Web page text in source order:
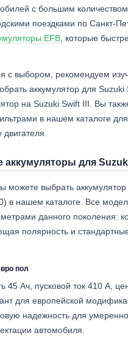
с большим
поездками по Санкт-
EFB , которые
с выбором, рекомендуем
аккумулятор для Suzuki
на Suzuki Swift III. Вы
в нашем каталоге
для
можете выбрать аккумулятор
в нашем каталоге. Все
данного поколения:
полярность и
пол
45 Ач, пусковой ток 410 А,
для европейской
надежность для
автомобиля.